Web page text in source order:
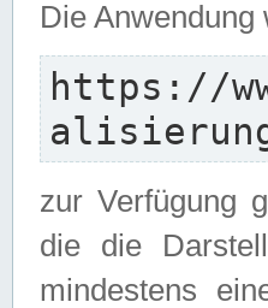
Die
https://
zur Verfügung
die die
mindestens